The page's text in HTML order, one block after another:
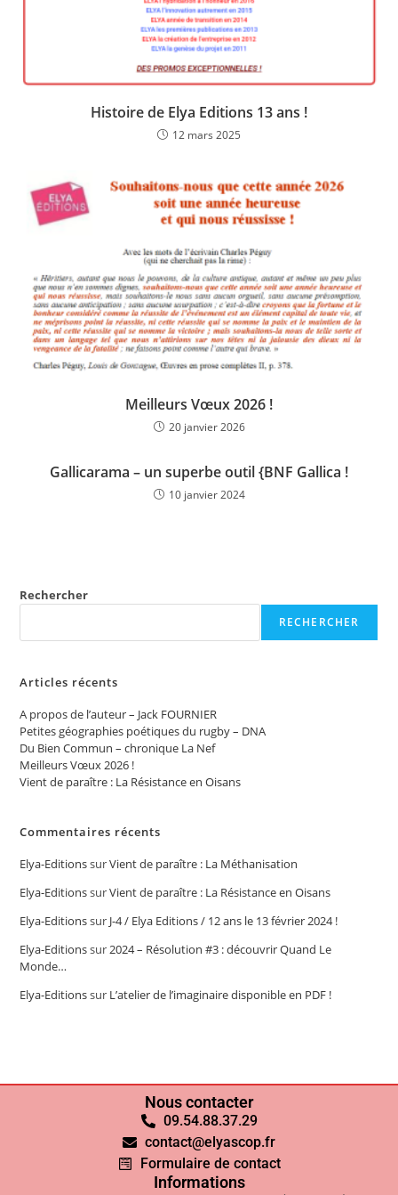
Histoire de Elya Editions 13 ans !
12 mars 2025
Meilleurs Vœux 2026 !
20 janvier 2026
Gallicarama – un superbe outil {BNF Gallica !
10 janvier 2024
Rechercher
RECHERCHER
Articles récents
A propos de l’auteur – Jack FOURNIER
Petites géographies poétiques du rugby – DNA
Du Bien Commun – chronique La Nef
Meilleurs Vœux 2026 !
Vient de paraître : La Résistance en Oisans
Commentaires récents
Elya-EditionssurVient de paraître : La Méthanisation
Elya-EditionssurVient de paraître : La Résistance en Oisans
Elya-Editionssur J-4 / Elya Editions / 12 ans le 13 février 2024 !
Elya-Editionssur2024 – Résolution #3 : découvrir Quand Le
Monde…
Elya-Editionssur L’atelier de l’imaginaire disponible en PDF !
Nous contacter
09.54.88.37.29
contact@elyascop.fr
Formulaire de contact
Informations